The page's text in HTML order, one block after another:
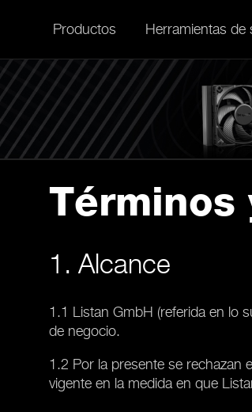
Productos Herramientas de
Términos
1. Alcance
1.1 Listan GmbH (referida en lo
de negocio.
1.2 Por la presente se rechazan
vigente en la medida en que